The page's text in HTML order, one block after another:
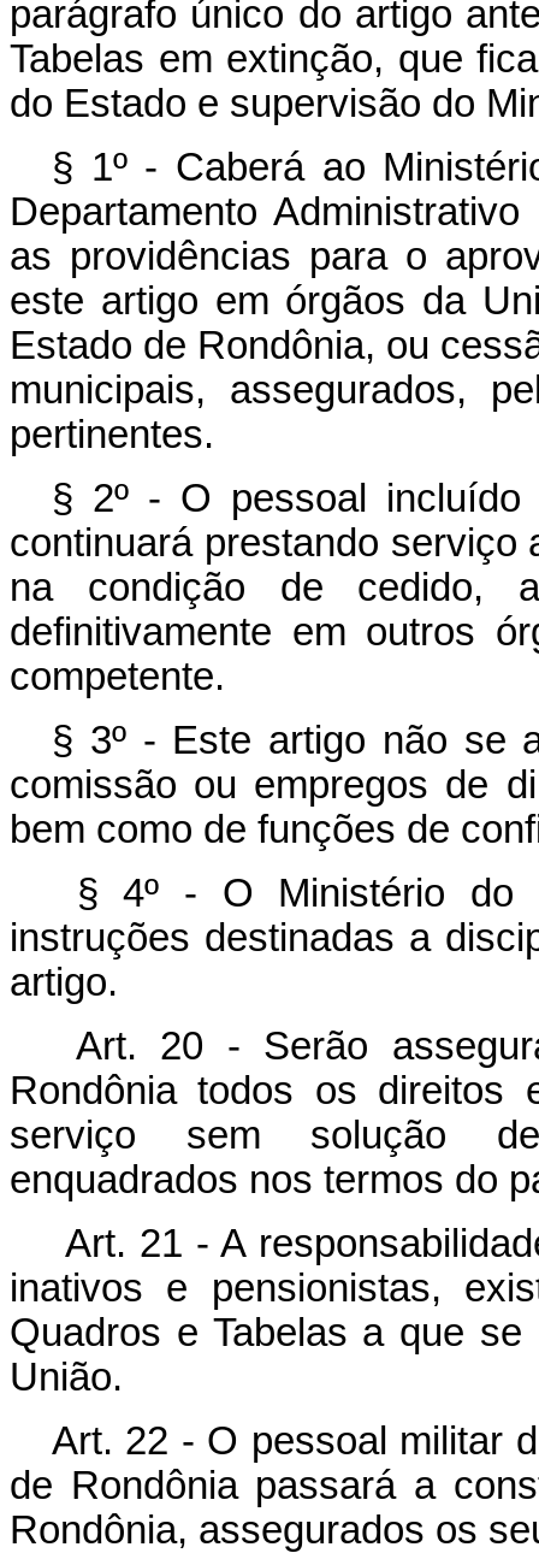
parágrafo único do artigo
Tabelas em extinção, que
do Estado e supervisão do
§ 1º - Caberá ao
Departamento
as providências para o
este artigo em órgãos da
Estado de Rondônia, ou
municipais, assegurados,
pertinentes.
§ 2º - O pessoal incluído
continuará prestando serviço
na condição de cedido,
definitivamente em outros
competente.
§ 3º - Este artigo não se
comissão ou empregos de
bem como de funções de
§ 4º - O Ministério do
instruções destinadas a
artigo.
Art. 20 - Serão
Rondônia todos os direitos
serviço sem solução
enquadrados nos termos do
Art. 21 - A
inativos e pensionistas,
Quadros e Tabelas a que
União.
Art. 22 - O pessoal militar
de Rondônia passará a
Rondônia, assegurados os